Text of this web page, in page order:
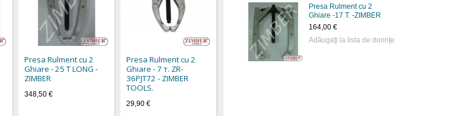
Presa Rulment cu 2
Ghiare -17 T. -ZIMBER
164,00 €
Adăugaţi la lista de dorinţe
Presa Rulment cu 2
Ghiare - 25 T LONG -
ZIMBER
348,50 €
Presa Rulment cu 2
Ghiare - 7 т. ZR-
36PJT72 - ZIMBER
TOOLS.
29,90 €
Presa Rulment cu 2
Ghiare - LONG -17t-
ZIMBER
147,23 €
Presa Rulment cu 2
Ghiare - 25 T -ZIMBER
337,00 €